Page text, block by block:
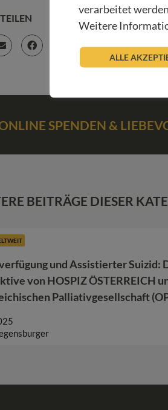
SPENDEN &
BEITRÄGE DIESER
und Assistierter Suizid:
von HOSPIZ ÖSTERREICH
Palliativgesellschaft
verarbeitet
Weitere
ALLE